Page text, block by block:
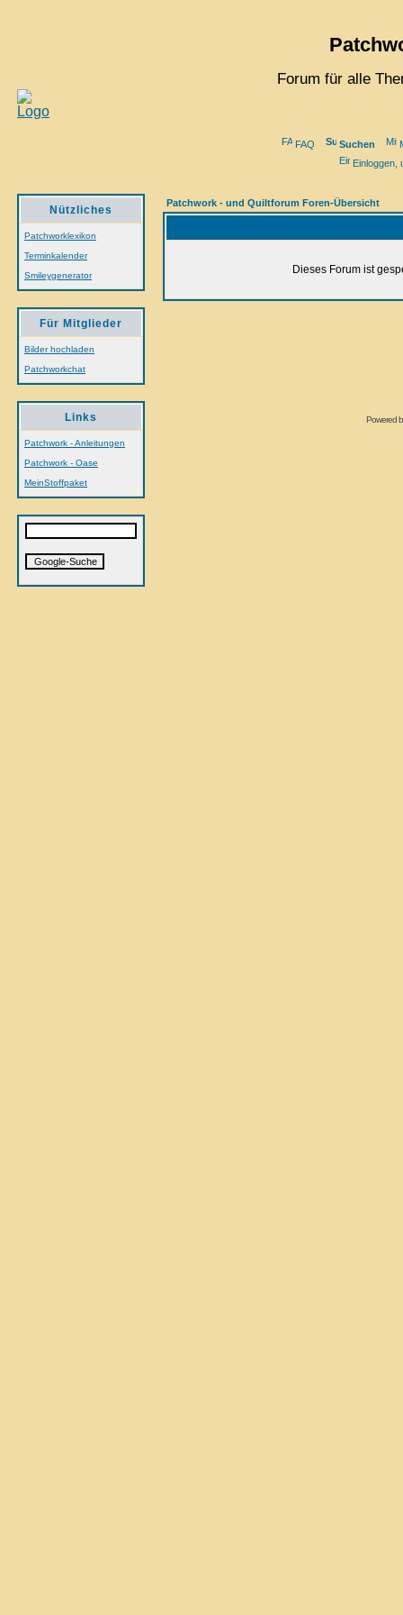
Forum für alle
FAQ Suchen
Einloggen,
Nützliches
Patchworklexikon
Terminkalender
Smileygenerator
Für Mitglieder
Bilder hochladen
Patchworkchat
Links
Patchwork - Anleitungen
Patchwork - Oase
MeinStoffpaket
Patchwork - und Quiltforum Foren-Übersicht
Dieses Forum ist
Powered